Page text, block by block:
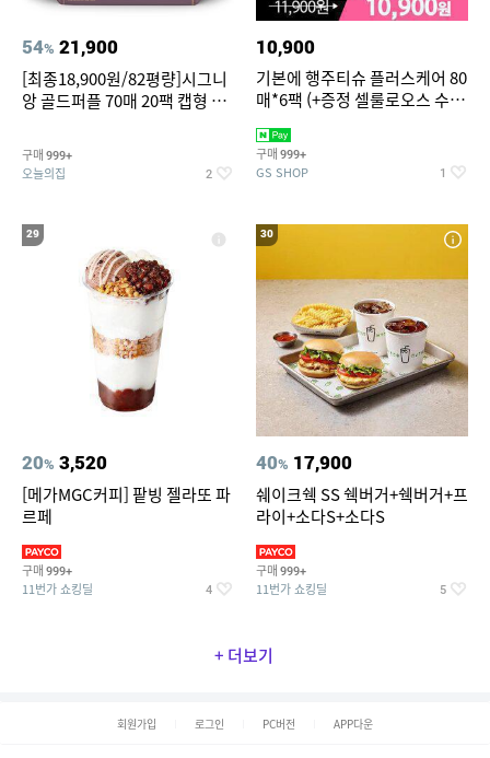
54% 21,900
[최종18,900원/82평량]시그니
앙 골드퍼플 70매 20팩 캡형 아
구매 999+
오늘의집 2
10,900
기본에 행주티슈 플러스케어 80
매*6팩 (+증정 셀룰로오스 수세
구매 999+
GS SHOP 1
29
20% 3,520
[메가MGC커피] 팥빙 젤라또 파
르페
구매 999+
11번가 쇼킹딜 4
30
40% 17,900
쉐이크쉑 SS 쉑버거+쉑버거+프
라이+소다S+소다S
구매 999+
11번가 쇼킹딜 5
+ 더보기
회원가입 로그인 PC버전 APP다운